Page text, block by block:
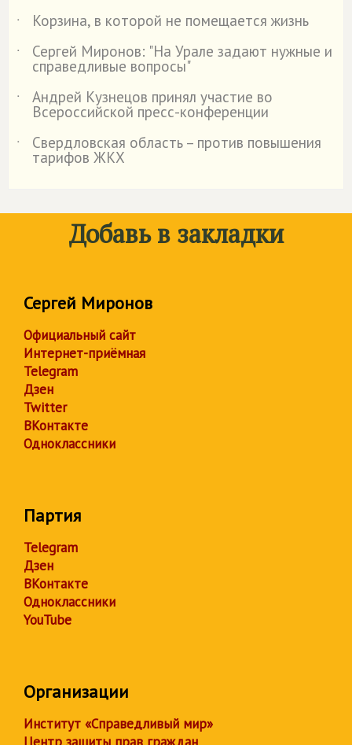
˙
Корзина, в которой не помещается жизнь
˙
Сергей Миронов: "На Урале задают нужные и
справедливые вопросы"
˙
Андрей Кузнецов принял участие во
Всероссийской пресс-конференции
˙
Свердловская область – против повышения
тарифов ЖКХ
Добавь в закладки
Сергей Миронов
Официальный сайт
Интернет-приёмная
Telegram
Дзен
Twitter
ВКонтакте
Одноклассники
Партия
Telegram
Дзен
ВКонтакте
Одноклассники
YouTube
Организации
Институт «Справедливый мир»